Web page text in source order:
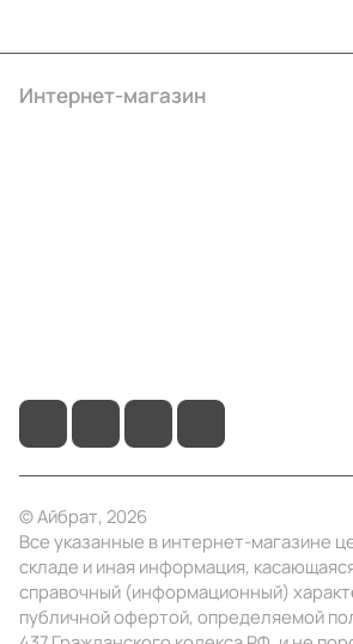
Интернет-магазин
© Айбрат, 2026
Все указанные в интернет-магазине
складе и иная информация,
справочный (информационный)
публичной офертой, определяемой